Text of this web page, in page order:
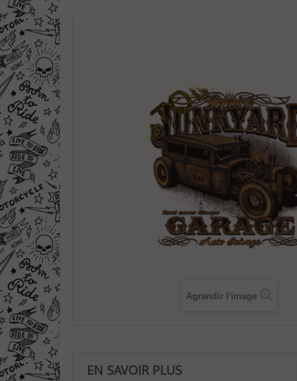
Agrandir l'image
EN SAVOIR PLUS